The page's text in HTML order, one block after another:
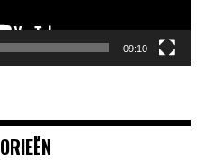
09:10